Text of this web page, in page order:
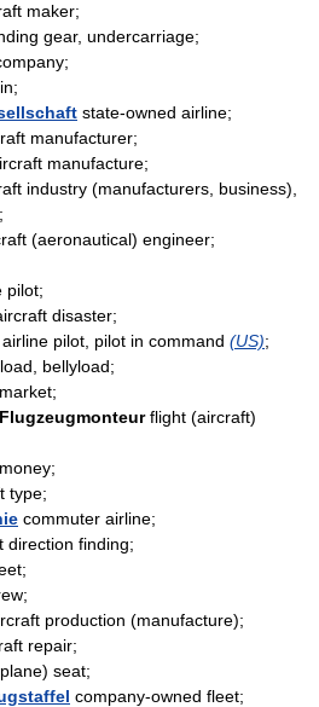
maker;
gear, undercarriage;
state-owned airline;
manufacturer;
manufacture;
industry (manufacturers, business),
(aeronautical) engineer;
pilot;
disaster;
airline pilot, pilot in command (US);
bellyload;
flight (aircraft)
type;
commuter airline;
direction finding;
production (manufacture);
repair;
seat;
company-owned fleet;